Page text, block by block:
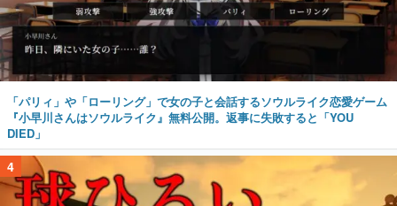
「パリィ」や「ローリング」で女の子と会話するソウルライク恋愛ゲーム
『小早川さんはソウルライク』無料公開。返事に失敗すると「YOU
DIED」
4